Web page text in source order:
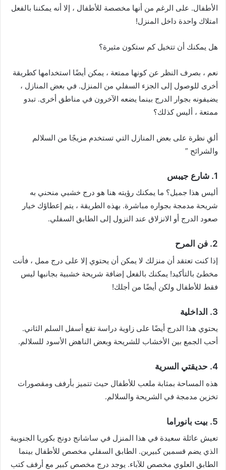
الأطفال. على الرغم من أنها مخصصة للأطفال ، إلا أنه يمكننا بالفعل
امتلاك واحدة داخل المنزل!
هل يمكنك أن تتخيل كم ستكون مثيرة؟
نعم ، بصرف النظر عن كونها ممتعة ، يمكن أيضًا استخدامها كطريقة
أخرى للوصول إلى الجزء السفلي من المنزل. في بعض المنازل ،
يضيفونه بجوار الدرج بينما يضعه الآخرون في مناطق أخرى. تبدو
ممتعة ، أليس كذلك؟
ألقِ نظرة على بعض المنازل التي تستخدم مزيجًا من السلالم
والشرائح ”
1. شارع جيبس
أليس هذا جميل؟ ما يمكنك رؤيته هنا هو درج خشبي منحني به
شريحة مدمجة بجواره مباشرة. بهذه الطريقة ، يتم إعطاؤك خيار
صعود الدرج أو الانزلاق عند النزول إلى الطابق السفلي.
2. فن المرح
إذا كنت تعتقد أن منزلك لا يمكن أن يحتوي إلا على درج ممل ، فأنت
مخطئ بالتأكيد! يمكنك بالفعل إضافة شريحة خشبية بجانبها ليس
فقط للأطفال ولكن أيضًا من أجلك!
3. الداخلية
يحتوي هذا الدرج أيضًا على زاوية دراسة تقع أسفل السلم الثاني.
أحب الجمع بين الأخشاب للشريحة وبعض الناهض الأسود للسلالم.
4. حديقتي السرية
هذه المساحة بمثابة ملعب للأطفال حيث تتميز بأرفف ومقصورات
تخزين مدمجة في الشريحة والسلالم.
5. بيت بانوراما
تعيش عائلة سعيدة في هذا المنزل في ساشانج دونج بكوريا الجنوبية
الذي يضم قسمين كبيرين. الطابق السفلي مخصص للأطفال بينما
الطابق العلوي مخصص للآباء. يوجد درج مخصص كبير مع أرفف كتب